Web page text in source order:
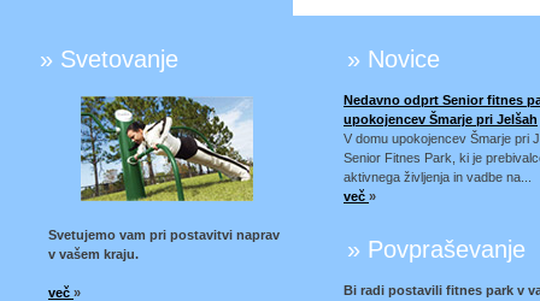
» Svetovanje
Svetujemo vam pri postavitvi naprav
v vašem kraju.
več »
» Novice
Nedavno odprt Senior fitnes
upokojencev Šmarje pri Jelšah
V domu upokojencev Šmarje pri
Senior Fitnes Park, ki je
aktivnega življenja in vadbe na...
več »
» Povpraševanje
Bi radi postavili fitnes park v